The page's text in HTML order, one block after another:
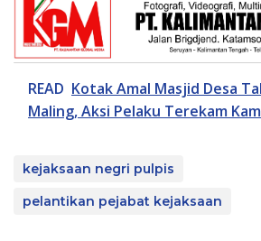
READ Kotak Amal Masjid Desa
Maling, Aksi Pelaku Terekam
kejaksaan negri pulpis
pelantikan pejabat kejaksaan